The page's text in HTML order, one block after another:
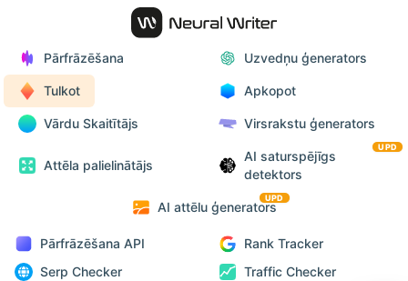
Pārfrāzēšana Uzvedņu ģenerators
Tulkot Apkopot
Vārdu Skaitītājs Virsrakstu ģenerators
Attēla palielinātājs
AI saturspējīgs
detektors
UPD
AI attēlu ģenerators
UPD
Pārfrāzēšana API
Rank Tracker
Serp Checker
Traffic Checker